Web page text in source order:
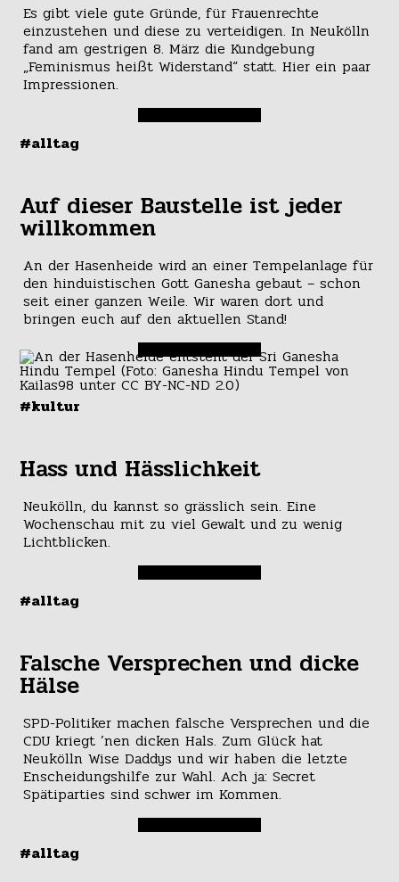
Es gibt viele gute Gründe, für Frauenrechte
einzustehen und diese zu verteidigen. In Neukölln
fand am gestrigen 8. März die Kundgebung
„Feminismus heißt Widerstand“ statt. Hier ein paar
Impressionen.
#alltag
Auf dieser Baustelle ist jeder
willkommen
An der Hasenheide wird an einer Tempelanlage für
den hinduistischen Gott Ganesha gebaut – schon
seit einer ganzen Weile. Wir waren dort und
bringen euch auf den aktuellen Stand!
#kultur
Hass und Hässlichkeit
Neukölln, du kannst so grässlich sein. Eine
Wochenschau mit zu viel Gewalt und zu wenig
Lichtblicken.
#alltag
Falsche Versprechen und dicke
Hälse
SPD-Politiker machen falsche Versprechen und die
CDU kriegt ’nen dicken Hals. Zum Glück hat
Neukölln Wise Daddys und wir haben die letzte
Enscheidungshilfe zur Wahl. Ach ja: Secret
Spätiparties sind schwer im Kommen.
#alltag